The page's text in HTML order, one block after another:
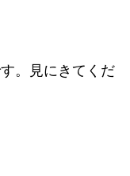
。見にきてくだ